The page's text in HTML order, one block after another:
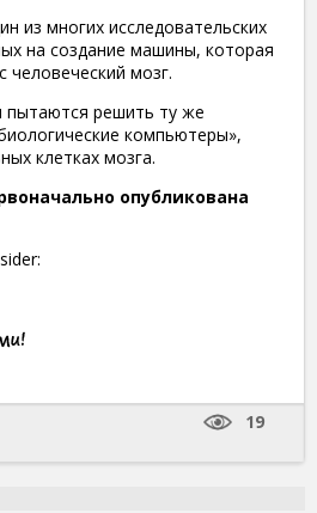
из многих исследовательских
на создание машины, которая
человеческий мозг.
пытаются решить ту же
компьютеры»,
клетках мозга.
опубликована
19